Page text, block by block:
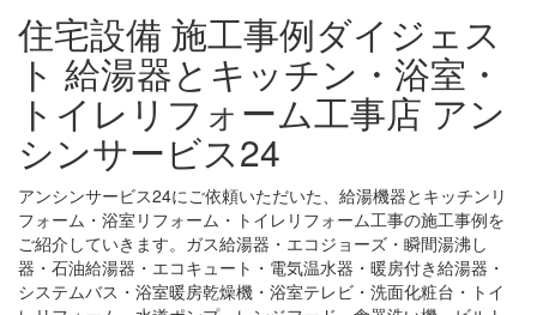
住宅設備 施工事例ダイジェス
ト 給湯器とキッチン・浴室・
トイレリフォーム工事店 アン
シンサービス24
アンシンサービス24にご依頼いただいた、給湯機器とキッチンリ
フォーム・浴室リフォーム・トイレリフォーム工事の施工事例を
ご紹介していきます。ガス給湯器・エコジョーズ・瞬間湯沸し
器・石油給湯器・エコキュート・電気温水器・暖房付き給湯器・
システムバス・浴室暖房乾燥機・浴室テレビ・洗面化粧台・トイ